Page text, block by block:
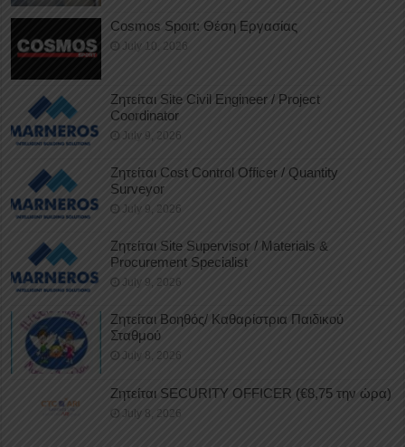
Cosmos Sport: Θέση Εργασίας
July 10, 2026
Ζητείται Site Civil Engineer / Project
Coordinator
July 9, 2026
Ζητείται Cost Control Officer / Quantity
Surveyor
July 9, 2026
Ζητείται Site Supervisor / Materials &
Procurement Specialist
July 9, 2026
Ζητείται Βοηθός/ Καθαρίστρια Παιδικού
Σταθμού
July 8, 2026
Ζητείται SECURITY OFFICER (€8,75 την ώρα)
July 8, 2026